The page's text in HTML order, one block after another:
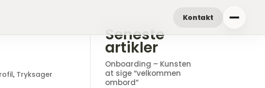
Kontakt
, Tryksager
Seneste
artikler
Onboarding – Kunsten
at sige “velkommen
ombord”